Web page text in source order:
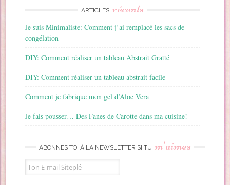
ARTICLES récents
Je suis Minimaliste: Comment j’ai remplacé les sacs de
congélation
DIY: Comment réaliser un tableau Abstrait Gratté
DIY: Comment réaliser un tableau abstrait facile
Comment je fabrique mon gel d’Aloe Vera
Je fais pousser… Des Fanes de Carotte dans ma cuisine!
ABONNES TOI À LA NEWSLETTER SI TU m’aimes